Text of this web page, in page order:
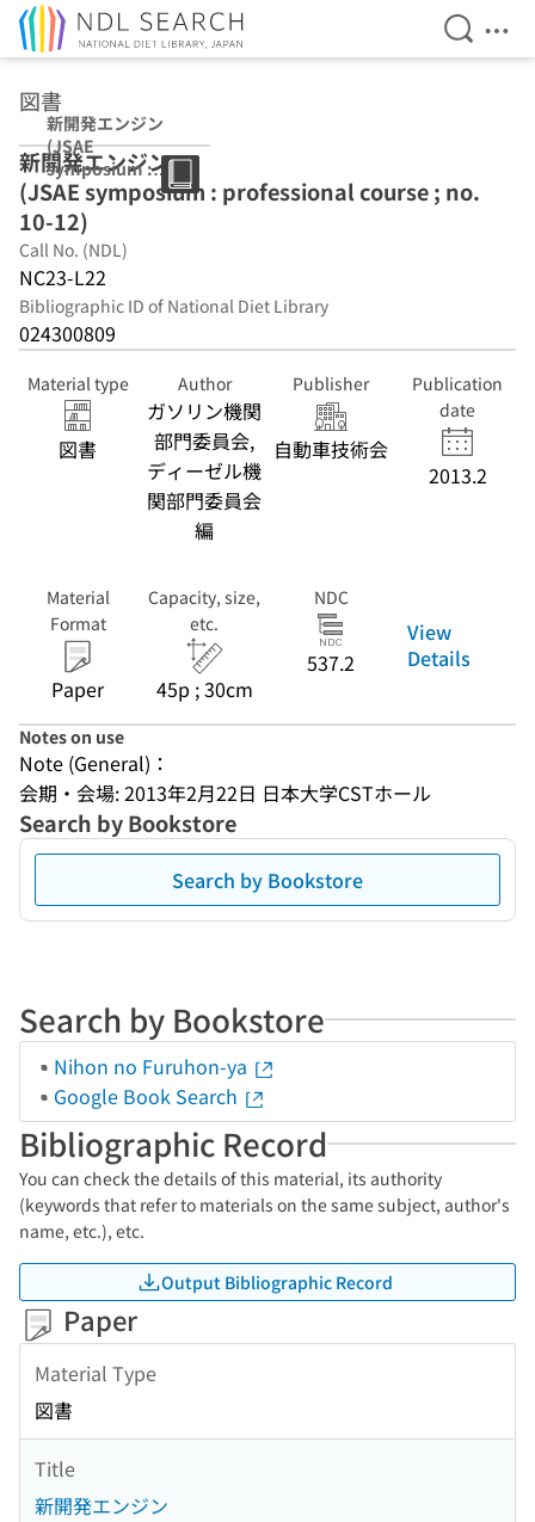
Open
図書
新開発エンジン
(JSAE
symposium :
professional
course ; no. 10-
12)
新開発エンジン
(JSAE symposium : professional course ; no.
10-12)
Call No. (NDL)
NC23-L22
Bibliographic ID of National Diet Library
024300809
Material type
図書
Author
ガソリン機関
部門委員会,
ディーゼル機
関部門委員会
編
Publisher
自動車技術会
Publication
date
2013.2
Material
Format
Paper
Capacity, size,
etc.
45p ; 30cm
NDC
537.2
View
Details
Notes on use
Note (General)：
会期・会場: 2013年2月22日 日本大学CSTホール
Search by Bookstore
Search by Bookstore
Search by Bookstore
Nihon no Furuhon-ya
Google Book Search
Bibliographic Record
You can check the details of this material, its authority
(keywords that refer to materials on the same subject, author's
name, etc.), etc.
Output Bibliographic Record
Paper
Material Type
図書
Title
新開発エンジン